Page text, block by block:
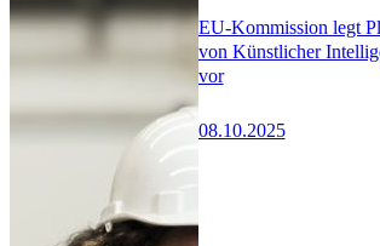
EU-Kommission legt
von Künstlicher
vor
08.10.2025